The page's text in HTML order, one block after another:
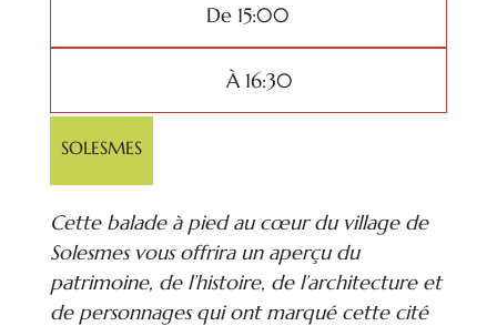
De 15:00
À 16:30
SOLESMES
Cette balade à pied au cœur du village de
Solesmes vous offrira un aperçu du
patrimoine, de l’histoire, de l’architecture et
de personnages qui ont marqué cette cité